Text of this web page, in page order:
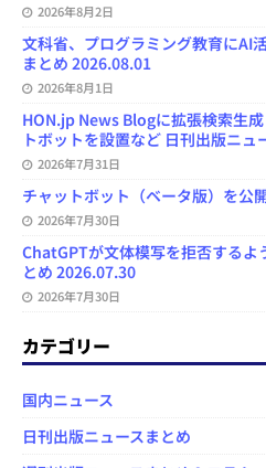
2026年8月2日
文科省、プログラミング教育にAI
まとめ 2026.08.01
2026年8月1日
HON.jp News Blogに拡張検索生
トボットを設置など 日刊出版ニ
2026年7月31日
チャットボット（ベータ版）を公
2026年7月30日
ChatGPTが文体模写を拒否するよ
とめ 2026.07.30
2026年7月30日
カテゴリー
国内ニュース
日刊出版ニュースまとめ